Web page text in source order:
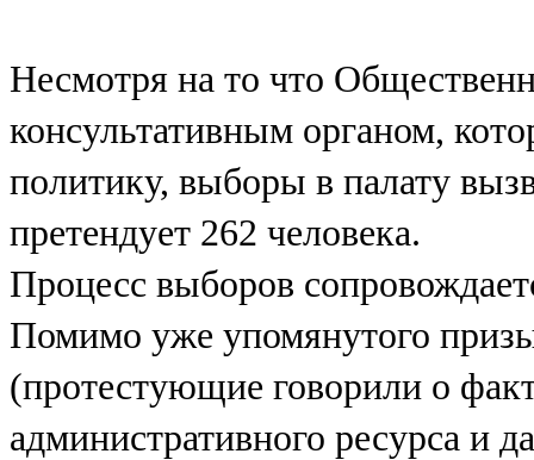
Несмотря на то что
консультативным органом,
политику, выборы в палату
претендует 262 человека.
Процесс выборов
Помимо уже упомянутого
(протестующие говорили о
административного ресурса и